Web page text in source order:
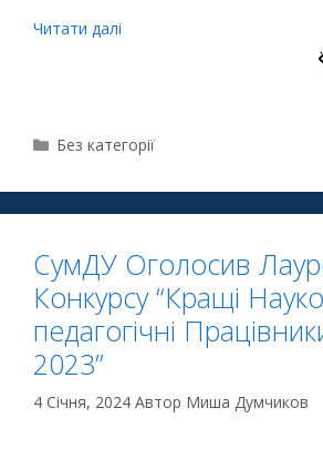
Читати далі
Без категорії
СумДУ Оголосив
Конкурсу “Кращі
педагогічні
2023”
4 Січня, 2024 Автор Миша Думчиков